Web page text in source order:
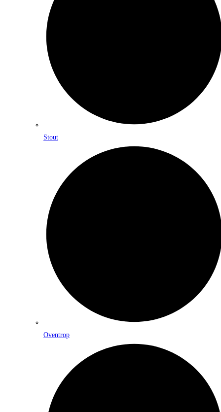
Stout
Oventrop